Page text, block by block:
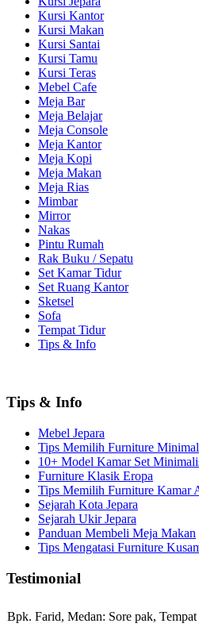
Kursi Kantor
Kursi Makan
Kursi Santai
Kursi Tamu
Kursi Teras
Mebel Cafe
Meja Bar
Meja Belajar
Meja Console
Meja Kantor
Meja Kopi
Meja Makan
Meja Rias
Mimbar
Mirror
Nakas
Pintu Rumah
Rak Buku / Sepatu
Set Kamar Tidur
Set Ruang Kantor
Sketsel
Sofa
Tempat Tidur
Tips & Info
Tips & Info
Mebel Jepara
Tips Memilih Furniture
10+ Model Kamar Set
Furniture Klasik Eropa
Tips Memilih Furniture Kamar
Sejarah Kota Jepara
Sejarah Ukir Jepara
Panduan Membeli Meja Makan
Tips Mengatasi Furniture
Testimonial
Bpk. Farid, Medan: Sore pak,